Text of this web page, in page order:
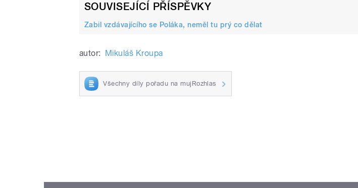
SOUVISEJÍCÍ PŘÍSPĚVKY
Zabil vzdávajícího se Poláka, neměl tu prý co dělat
autor: Mikuláš Kroupa
Všechny díly pořadu na mujRozhlas